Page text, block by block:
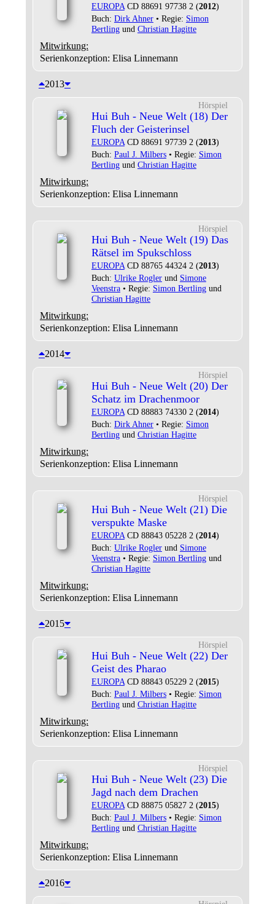
EUROPACD 88691 97738 2 (2012)
Buch: Dirk Ahner• Regie: Simon
Bertlingund Christian Hagitte
Mitwirkung:
Serienkonzeption: Elisa Linnemann
2013
Hörspiel
Hui Buh - Neue Welt (18) Der
Fluch der Geisterinsel
EUROPACD 88691 97739 2 (2013)
Buch: Paul J. Milbers• Regie: Simon
Bertlingund Christian Hagitte
Mitwirkung:
Serienkonzeption: Elisa Linnemann
Hörspiel
Hui Buh - Neue Welt (19) Das
Rätsel im Spukschloss
EUROPACD 88765 44324 2 (2013)
Buch: Ulrike Roglerund Simone
Veenstra• Regie: Simon Bertlingund
Christian Hagitte
Mitwirkung:
Serienkonzeption: Elisa Linnemann
2014
Hörspiel
Hui Buh - Neue Welt (20) Der
Schatz im Drachenmoor
EUROPACD 88883 74330 2 (2014)
Buch: Dirk Ahner• Regie: Simon
Bertlingund Christian Hagitte
Mitwirkung:
Serienkonzeption: Elisa Linnemann
Hörspiel
Hui Buh - Neue Welt (21) Die
verspukte Maske
EUROPACD 88843 05228 2 (2014)
Buch: Ulrike Roglerund Simone
Veenstra• Regie: Simon Bertlingund
Christian Hagitte
Mitwirkung:
Serienkonzeption: Elisa Linnemann
2015
Hörspiel
Hui Buh - Neue Welt (22) Der
Geist des Pharao
EUROPACD 88843 05229 2 (2015)
Buch: Paul J. Milbers• Regie: Simon
Bertlingund Christian Hagitte
Mitwirkung:
Serienkonzeption: Elisa Linnemann
Hörspiel
Hui Buh - Neue Welt (23) Die
Jagd nach dem Drachen
EUROPACD 88875 05827 2 (2015)
Buch: Paul J. Milbers• Regie: Simon
Bertlingund Christian Hagitte
Mitwirkung:
Serienkonzeption: Elisa Linnemann
2016